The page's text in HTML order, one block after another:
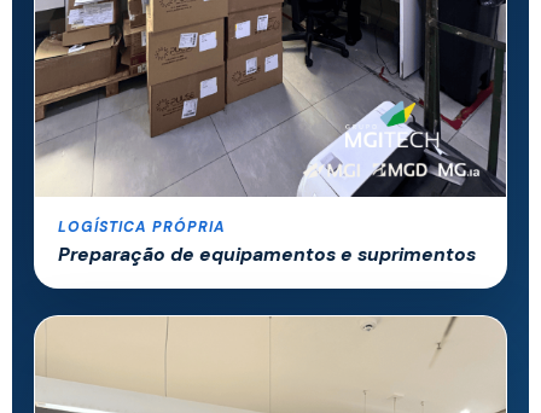
LOGÍSTICA PRÓPRIA
Preparação de equipamentos e suprimentos